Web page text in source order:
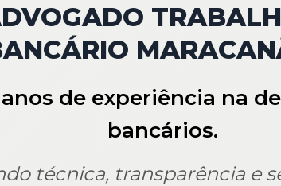
anos de experiência na
bancários.
técnica, transparência e